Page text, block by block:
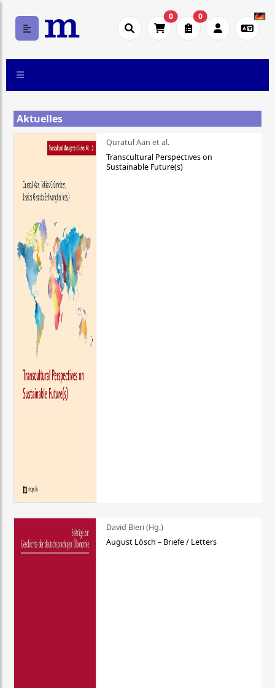
0 0
Aktuelles
Quratul Aan et al.
Transcultural Perspectives on
Sustainable Future(s)
David Bieri (Hg.)
August Lösch – Briefe / Letters